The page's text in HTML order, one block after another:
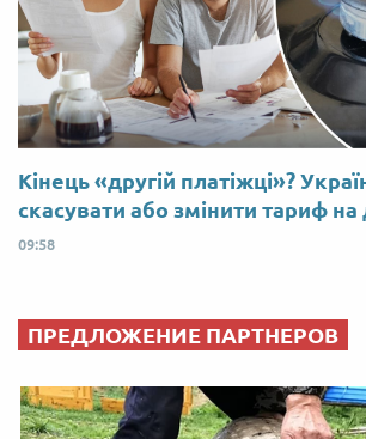
Кінець «другій платіжці»?
скасувати або змінити тариф на
09:58
ПРЕДЛОЖЕНИЕ ПАРТНЕРОВ